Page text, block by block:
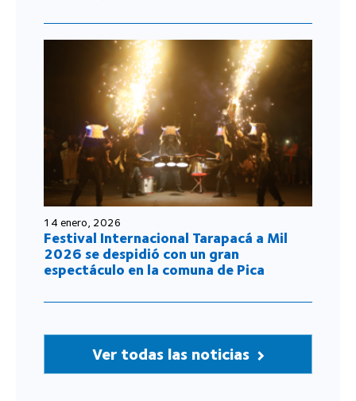
14 enero, 2026
Festival Internacional Tarapacá a Mil
2026 se despidió con un gran
espectáculo en la comuna de Pica
Ver todas las noticias